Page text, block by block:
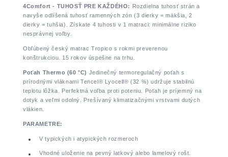
4Comfort - TUHOSŤ PRE KAŽDÉHO:
Rozdielna tuhosť strán a
navyše odlíšená tuhosť ramenných zón (3 dierky = mäkšia, 2
dierky = tuhšia). Získate 4 tuhosti v 1 matraci: minimálne riziko
nesprávnej voľby.
Obľúbený český matrac Tropico s rokmi preverenou
konštrukciou. 15 rokov úspešne na trhu.
Poťah Thermo (60 °C) Jedinečný termoregulačný poťah s
prírodnými vláknami Tencel® Lyocell® (32 %) udržuje stabilnú
teplotu lôžka. Perfektná voľba proti poteniu. Poťah je príjemný na
dotyk a veľmi odolný. Prešívaný klimatizačnými vrstvami dutých
vlákien.
PARAMETRE:
V typických i atypických rozmeroch
Vhodné uloženie na pevný latkový alebo lamelový rošt.